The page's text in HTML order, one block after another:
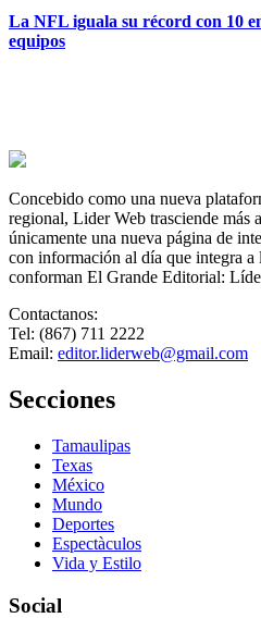
La NFL iguala su récord con 10
equipos
Concebido como una nueva
regional, Lider Web trasciende más
únicamente una nueva página de
con información al día que integra a
conforman El Grande Editorial:
Contactanos:
Tel: (867) 711 2222
Email: editor.liderweb@gmail.com
Secciones
Tamaulipas
Texas
México
Mundo
Deportes
Espectàculos
Vida y Estilo
Social